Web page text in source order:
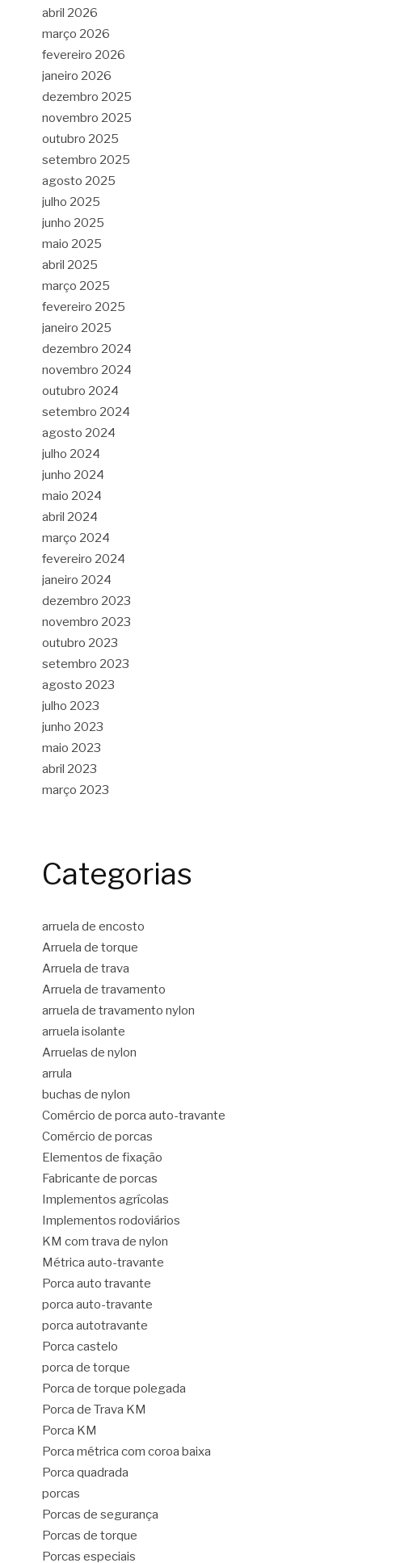
abril 2026
março 2026
fevereiro 2026
janeiro 2026
dezembro 2025
novembro 2025
outubro 2025
setembro 2025
agosto 2025
julho 2025
junho 2025
maio 2025
abril 2025
março 2025
fevereiro 2025
janeiro 2025
dezembro 2024
novembro 2024
outubro 2024
setembro 2024
agosto 2024
julho 2024
junho 2024
maio 2024
abril 2024
março 2024
fevereiro 2024
janeiro 2024
dezembro 2023
novembro 2023
outubro 2023
setembro 2023
agosto 2023
julho 2023
junho 2023
maio 2023
abril 2023
março 2023
Categorias
arruela de encosto
Arruela de torque
Arruela de trava
Arruela de travamento
arruela de travamento nylon
arruela isolante
Arruelas de nylon
arrula
buchas de nylon
Comércio de porca auto-travante
Comércio de porcas
Elementos de fixação
Fabricante de porcas
Implementos agrícolas
Implementos rodoviários
KM com trava de nylon
Métrica auto-travante
Porca auto travante
porca auto-travante
porca autotravante
Porca castelo
porca de torque
Porca de torque polegada
Porca de Trava KM
Porca KM
Porca métrica com coroa baixa
Porca quadrada
porcas
Porcas de segurança
Porcas de torque
Porcas especiais